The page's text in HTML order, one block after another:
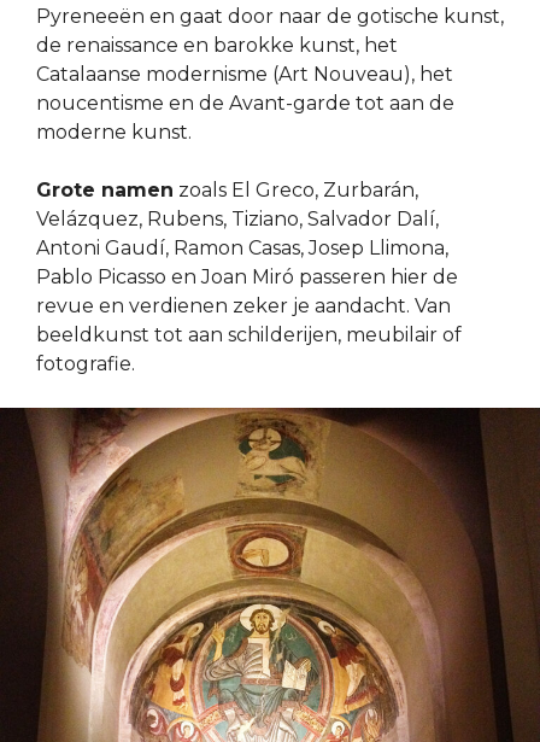
Pyreneeën en gaat door naar de gotische kunst,
de renaissance en barokke kunst, het
Catalaanse modernisme (Art Nouveau), het
noucentisme en de Avant-garde tot aan de
moderne kunst.
Grote namen zoals El Greco, Zurbarán,
Velázquez, Rubens, Tiziano, Salvador Dalí,
Antoni Gaudí, Ramon Casas, Josep Llimona,
Pablo Picasso en Joan Miró passeren hier de
revue en verdienen zeker je aandacht. Van
beeldkunst tot aan schilderijen, meubilair of
fotografie.